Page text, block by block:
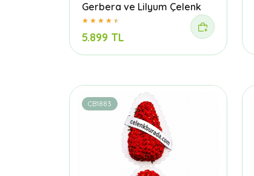
Gerbera ve Lilyum Çelenk
5.899 TL
CB1883